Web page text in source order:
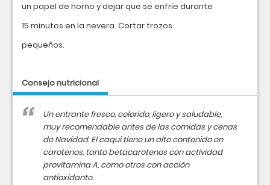
un papel de horno y dejar que se enfríe durante
15 minutos en la nevera. Cortar trozos
pequeños.
Consejo nutricional
Un entrante fresco, colorido, ligero y saludable,
muy recomendable antes de las comidas y cenas
de Navidad. El caqui tiene un alto contenido en
carotenos, tanto betacarotenos con actividad
provitamina A, como otros con acción
antioxidante.